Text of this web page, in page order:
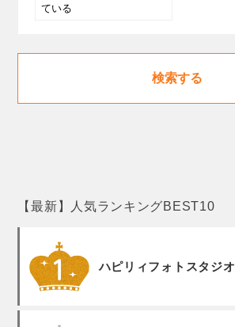
ている
検索する
【最新】人気ランキングBEST10
ハピリィフォトスタジオ